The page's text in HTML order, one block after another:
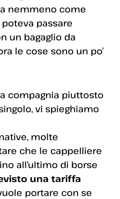
nemmeno come
passare
un bagaglio da
le cose sono un po’
compagnia piuttosto
vi spieghiamo
molte
che le cappelliere
all’ultimo di borse
una tariffa
portare con se